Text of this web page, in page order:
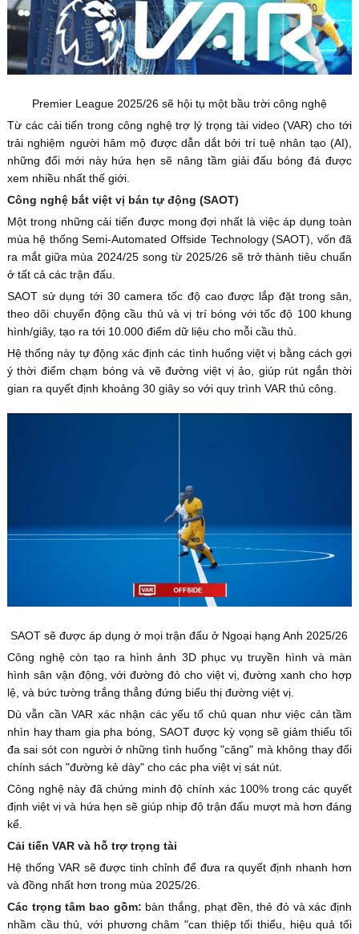
Premier League 2025/26 sẽ hội tụ một bầu trời công nghệ
Từ các cải tiến trong công nghệ trợ lý trọng tài video (VAR) cho tới
trải nghiệm người hâm mộ được dẫn dắt bởi trí tuệ nhân tạo (AI),
những đổi mới này hứa hẹn sẽ nâng tầm giải đấu bóng đá được
xem nhiều nhất thế giới.
Công nghệ bắt việt vị bán tự động (SAOT)
Một trong những cải tiến được mong đợi nhất là việc áp dụng toàn
mùa hệ thống Semi-Automated Offside Technology (SAOT), vốn đã
ra mắt giữa mùa 2024/25 song từ 2025/26 sẽ trở thành tiêu chuẩn
ở tất cả các trận đấu.
SAOT sử dụng tới 30 camera tốc độ cao được lắp đặt trong sân,
theo dõi chuyển động cầu thủ và vị trí bóng với tốc độ 100 khung
hình/giây, tạo ra tới 10.000 điểm dữ liệu cho mỗi cầu thủ.
Hệ thống này tự động xác định các tình huống việt vị bằng cách gợi
ý thời điểm chạm bóng và vẽ đường việt vị ảo, giúp rút ngắn thời
gian ra quyết định khoảng 30 giây so với quy trình VAR thủ công.
SAOT sẽ được áp dụng ở mọi trận đấu ở Ngoại hạng Anh 2025/26
Công nghệ còn tạo ra hình ảnh 3D phục vụ truyền hình và màn
hình sân vận động, với đường đỏ cho việt vị, đường xanh cho hợp
lệ, và bức tường trắng thẳng đứng biểu thị đường việt vị.
Dù vẫn cần VAR xác nhận các yếu tố chủ quan như việc cản tầm
nhìn hay tham gia pha bóng, SAOT được kỳ vọng sẽ giảm thiểu tối
đa sai sót con người ở những tình huống "căng" mà không thay đổi
chính sách "đường kẻ dày" cho các pha việt vị sát nút.
Công nghệ này đã chứng minh độ chính xác 100% trong các quyết
định việt vị và hứa hẹn sẽ giúp nhịp độ trận đấu mượt mà hơn đáng
kể.
Cải tiến VAR và hỗ trợ trọng tài
Hệ thống VAR sẽ được tinh chỉnh để đưa ra quyết định nhanh hơn
và đồng nhất hơn trong mùa 2025/26.
Các trọng tâm bao gồm: bàn thắng, phạt đền, thẻ đỏ và xác định
nhầm cầu thủ, với phương châm "can thiệp tối thiểu, hiệu quả tối